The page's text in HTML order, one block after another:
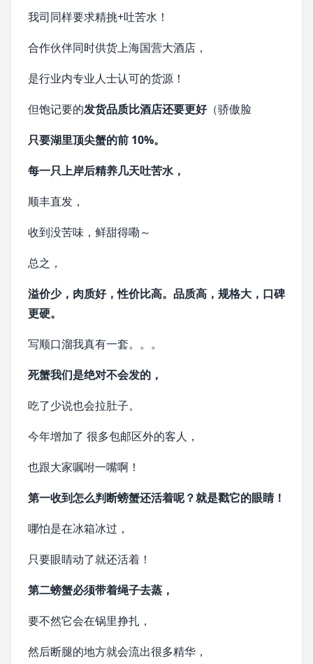
我司同样要求精挑+吐苦水！
合作伙伴同时供货上海国营大酒店，
是行业内专业人士认可的货源！
但饱记要的发货品质比酒店还要更好（骄傲脸
只要湖里顶尖蟹的前 10%。
每一只上岸后精养几天吐苦水，
顺丰直发，
收到没苦味，鲜甜得嘞～
总之，
溢价少，肉质好，性价比高。 品质高，规格大，口碑
更硬。
写顺口溜我真有一套。。。
死蟹我们是绝对不会发的，
吃了少说也会拉肚子。
今年增加了 很多包邮区外的客人，
也跟大家嘱咐一嘴啊！
第一收到怎么判断螃蟹还活着呢？就是戳它的眼睛！
哪怕是在冰箱冰过，
只要眼睛动了就还活着！
第二螃蟹必须带着绳子去蒸，
要不然它会在锅里挣扎，
然后断腿的地方就会流出很多精华，